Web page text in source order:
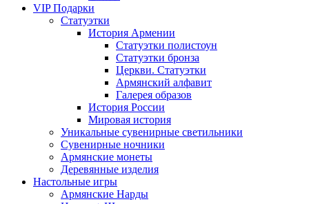
VIP Подарки
Статуэтки
История Армении
Статуэтки полистоун
Статуэтки бронза
Церкви. Статуэтки
Армянский алфавит
Галерея образов
История России
Мировая история
Уникальные сувенирные светильники
Сувенирные ночники
Армянские монеты
Деревянные изделия
Настольные игры
Армянские Нарды